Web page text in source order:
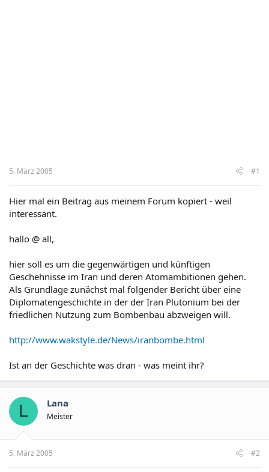
5. März 2005 #1
Hier mal ein Beitrag aus meinem Forum kopiert - weil
interessant.
hallo @ all,
hier soll es um die gegenwärtigen und künftigen
Geschehnisse im Iran und deren Atomambitionen gehen.
Als Grundlage zunächst mal folgender Bericht über eine
Diplomatengeschichte in der der Iran Plutonium bei der
friedlichen Nutzung zum Bombenbau abzweigen will.
http://www.wakstyle.de/News/iranbombe.html
Ist an der Geschichte was dran - was meint ihr?
L Lana
Meister
5. März 2005 #2